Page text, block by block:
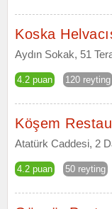
Koska
Aydın Sokak, 51
4.2 puan 120 reyting
Köşem
Atatürk Caddesi, 2
4.2 puan 50 reyting